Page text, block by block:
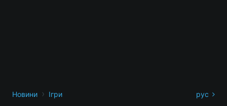
Новини › Ігри рус